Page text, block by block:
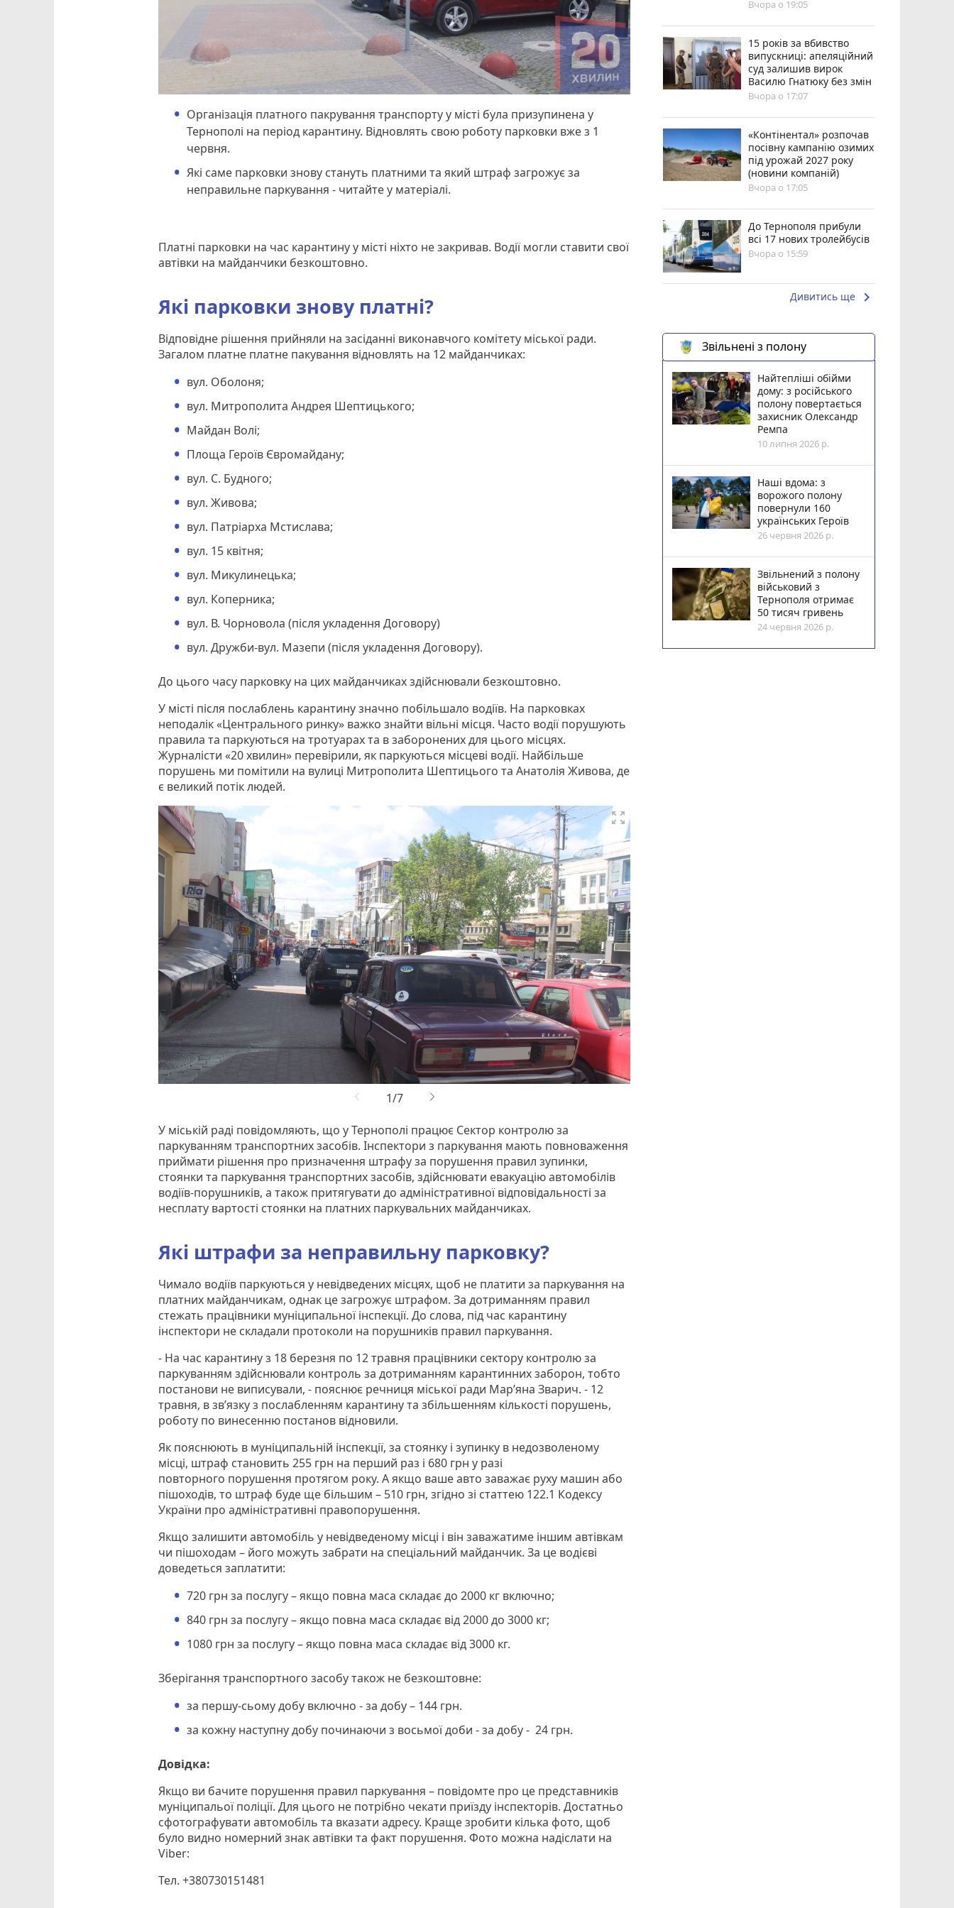
Організація платного пакрування транспорту у місті була призупинена у
Тернополі на період карантину. Відновлять свою роботу парковки вже з 1
червня.
Які саме парковки знову стануть платними та який штраф загрожує за
неправильне паркування - читайте у матеріалі.
Платні парковки на час карантину у місті ніхто не закривав. Водії могли ставити свої
автівки на майданчики безкоштовно.
Які парковки знову платні?
Відповідне рішення прийняли на засіданні виконавчого комітету міської ради.
Загалом платне платне пакування відновлять на 12 майданчиках:
вул. Оболоня;
вул. Митрополита Андрея Шептицького;
Майдан Волі;
Площа Героїв Євромайдану;
вул. С. Будного;
вул. Живова;
вул. Патріарха Мстислава;
вул. 15 квітня;
вул. Микулинецька;
вул. Коперника;
вул. В. Чорновола (після укладення Договору)
вул. Дружби-вул. Мазепи (після укладення Договору).
До цього часу парковку на цих майданчиках здійснювали безкоштовно.
У місті після послаблень карантину значно побільшало водіїв. На парковках
неподалік «Центрального ринку» важко знайти вільні місця. Часто водії порушують
правила та паркуються на тротуарах та в заборонених для цього місцях.
Журналісти «20 хвилин» перевірили, як паркуються місцеві водії. Найбільше
порушень ми помітили на вулиці Митрополита Шептицього та Анатолія Живова, де
є великий потік людей.

У міській раді повідомляють, що у Тернополі працює Сектор контролю за
паркуванням транспортних засобів. Інспектори з паркування мають повноваження
приймати рішення про призначення штрафу за порушення правил зупинки,
стоянки та паркування транспортних засобів, здійснювати евакуацію автомобілів
водіїв-порушників, а також притягувати до адміністративної відповідальності за
несплату вартості стоянки на платних паркувальних майданчиках.
Які штрафи за неправильну парковку?
Чимало водіїв паркуються у невідведених місцях, щоб не платити за паркування на
платних майданчикам, однак це загрожує штрафом. За дотриманням правил
стежать працівники муніципальної інспекції. До слова, під час карантину
інспектори не складали протоколи на порушників правил паркування.
- На час карантину з 18 березня по 12 травня працівники сектору контролю за
паркуванням здійснювали контроль за дотриманням карантинних заборон, тобто
постанови не виписували, - пояснює речниця міської ради Мар’яна Зварич. - 12
травня, в зв’язку з послабленням карантину та збільшенням кількості порушень,
роботу по винесенню постанов відновили.
Як пояснюють в муніципальній інспекції, за стоянку і зупинку в недозволеному
місці, штраф становить 255 грн на перший раз і 680 грн у разі
повторного порушення протягом року. А якщо ваше авто заважає руху машин або
пішоходів, то штраф буде ще більшим – 510 грн, згідно зі статтею 122.1 Кодексу
України про адміністративні правопорушення.
Якщо залишити автомобіль у невідведеному місці і він заважатиме іншим автівкам
чи пішоходам – його можуть забрати на спеціальний майданчик. За це водієві
доведеться заплатити:
720 грн за послугу – якщо повна маса складає до 2000 кг включно;
840 грн за послугу – якщо повна маса складає від 2000 до 3000 кг;
1080 грн за послугу – якщо повна маса складає від 3000 кг.
Зберігання транспортного засобу також не безкоштовне:
за першу-сьому добу включно - за добу – 144 грн.
за кожну наступну добу починаючи з восьмої доби - за добу - 24 грн.
Довідка:
Якщо ви бачите порушення правил паркування – повідомте про це представників
муніципальої поліції. Для цього не потрібно чекати приїзду інспекторів. Достатньо
сфотографувати автомобіль та вказати адресу. Краще зробити кілька фото, щоб
було видно номерний знак автівки та факт порушення. Фото можна надіслати на
Viber:
Тел. +380730151481
Вчора о 19:05
15 років за вбивство
випускниці: апеляційний
суд залишив вирок
Василю Гнатюку без змін
Вчора о 17:07
«Контінентал» розпочав
посівну кампанію озимих
під урожай 2027 року
(новини компаній)
Вчора о 17:05
До Тернополя прибули
всі 17 нових тролейбусів
Вчора о 15:59
Дивитись ще keyboard_arrow_right
Звільнені з полону
Найтепліші обійми
дому: з російського
полону повертається
захисник Олександр
Ремпа
10 липня 2026 р.
Наші вдома: з
ворожого полону
повернули 160
українських Героїв
26 червня 2026 р.
Звільнений з полону
військовий з
Тернополя отримає
50 тисяч гривень
24 червня 2026 р.